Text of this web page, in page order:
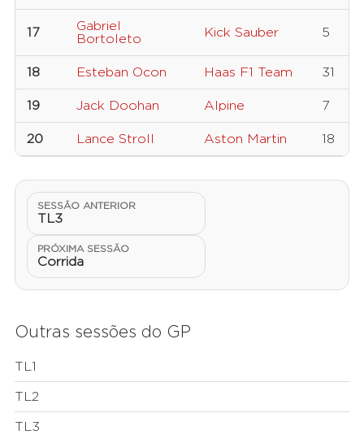
17
Gabriel
Bortoleto
Kick Sauber 5
18 Esteban Ocon Haas F1 Team 31
19 Jack Doohan Alpine 7
20 Lance Stroll Aston Martin 18
SESSÃO ANTERIOR
TL3
PRÓXIMA SESSÃO
Corrida
Outras sessões do GP
TL1
TL2
TL3